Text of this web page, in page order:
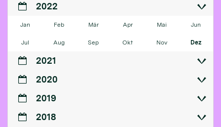
2022
Jan Feb Mär Apr Mai Jun
Jul Aug Sep Okt Nov Dez
2021
2020
2019
2018